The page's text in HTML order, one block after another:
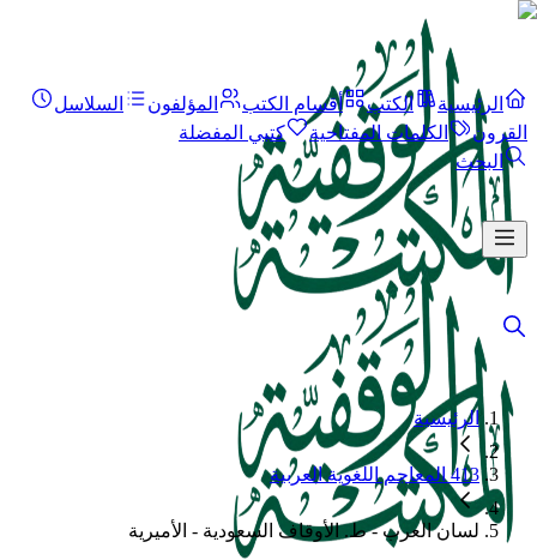
الرئيسية الكتب أقسام الكتب المؤلفون
السلاسل
القرون
الكلمات المفتاحية
كتبي المفضلة
البحث
الرئيسية
413 المعاجم اللغوية العربية
لسان العرب - ط. الأوقاف السعودية - الأميرية